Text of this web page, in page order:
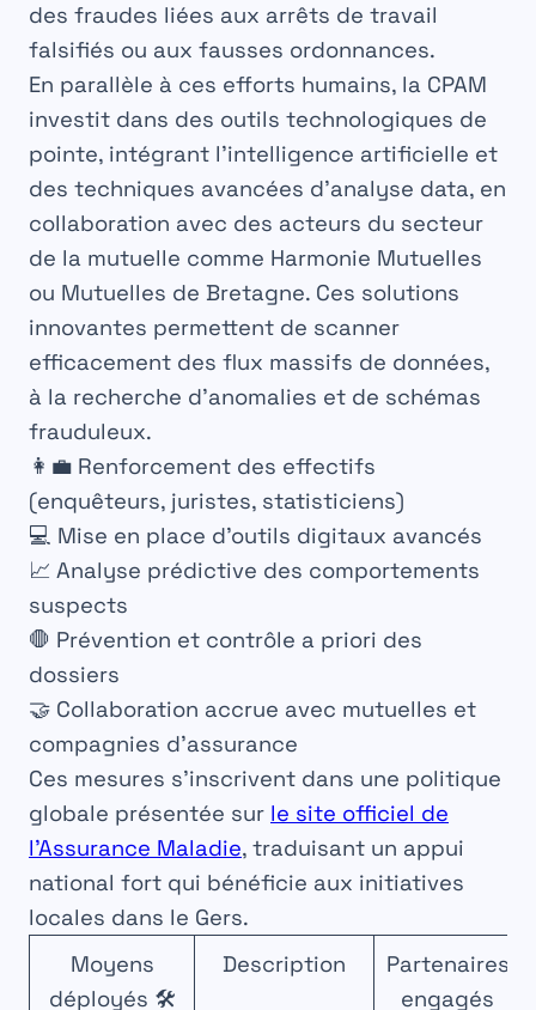
des fraudes liées aux arrêts de travail
falsifiés ou aux fausses ordonnances.
En parallèle à ces efforts humains, la CPAM
investit dans des outils technologiques de
pointe, intégrant l’intelligence artificielle et
des techniques avancées d’analyse data, en
collaboration avec des acteurs du secteur
de la mutuelle comme Harmonie Mutuelles
ou Mutuelles de Bretagne. Ces solutions
innovantes permettent de scanner
efficacement des flux massifs de données,
à la recherche d’anomalies et de schémas
frauduleux.
👩‍💼 Renforcement des effectifs
(enquêteurs, juristes, statisticiens)
💻 Mise en place d’outils digitaux avancés
📈 Analyse prédictive des comportements
suspects
🛑 Prévention et contrôle a priori des
dossiers
🤝 Collaboration accrue avec mutuelles et
compagnies d’assurance
Ces mesures s’inscrivent dans une politique
globale présentée sur le site officiel de
l’Assurance Maladie, traduisant un appui
national fort qui bénéficie aux initiatives
locales dans le Gers.
Moyens
déployés 🛠️
Description
Partenaires
engagés